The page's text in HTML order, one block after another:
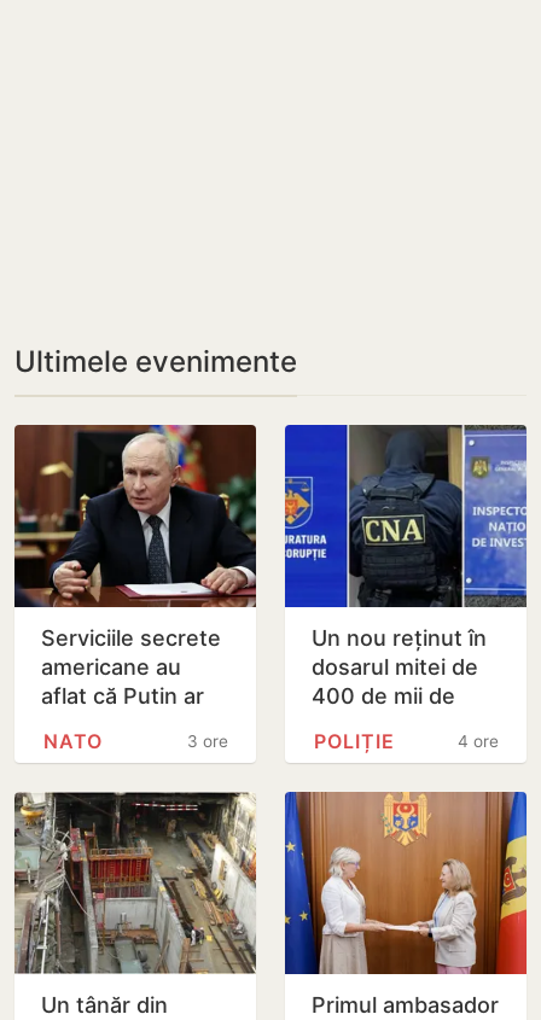
Ultimele evenimente
Serviciile secrete
americane au
aflat că Putin ar
cu un atac chiar în
3 ore
NATO
Un nou reținut în
dosarul mitei de
400 de mii de
facilitat transferul
4 ore
POLIȚIE
Un tânăr din
Primul ambasador